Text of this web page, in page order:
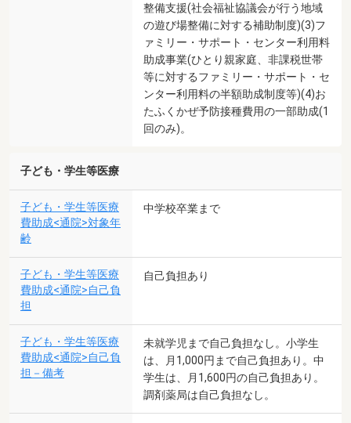
整備支援(社会福祉協議会が行う地域
の遊び場整備に対する補助制度)(3)フ
ァミリー・サポート・センター利用料
助成事業(ひとり親家庭、非課税世帯
等に対するファミリー・サポート・セ
ンター利用料の半額助成制度等)(4)お
たふくかぜ予防接種費用の一部助成(1
回のみ)。
子ども・学生等医療
子ども・学生等医療
費助成<通院>対象年
齢
中学校卒業まで
子ども・学生等医療
費助成<通院>自己負
担
自己負担あり
子ども・学生等医療
費助成<通院>自己負
担－備考
未就学児まで自己負担なし。小学生
は、月1,000円まで自己負担あり。中
学生は、月1,600円の自己負担あり。
調剤薬局は自己負担なし。